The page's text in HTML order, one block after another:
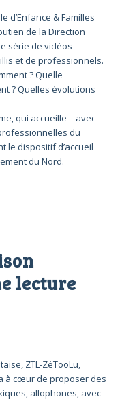
d’Enfance & Familles
de la Direction
série de vidéos
et de professionnels.
? Quelle
? Quelles évolutions
qui accueille – avec
du
le dispositif d’accueil
du Nord.
lecture
ZTL-ZéTooLu,
à cœur de proposer des
allophones, avec